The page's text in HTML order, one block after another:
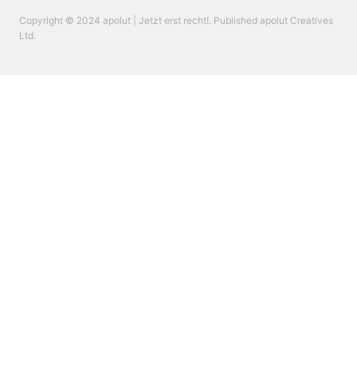
Copyright © 2024 apolut | Jetzt erst recht!. Published apolut Creatives
Ltd.